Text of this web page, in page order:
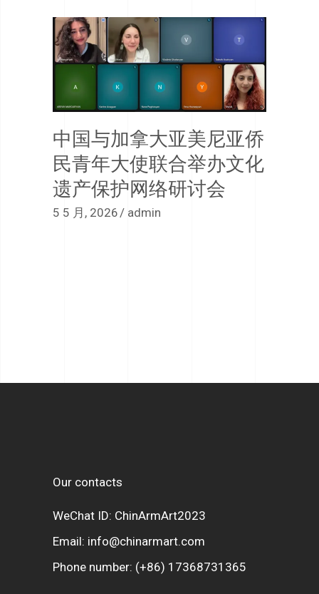
中国与加拿大亚美尼亚侨
民青年大使联合举办文化
遗产保护网络研讨会
5 5 月, 2026 admin
Our contacts
WeChat ID: ChinArmArt2023
Email: info@chinarmart.com
Phone number: (+86) 17368731365